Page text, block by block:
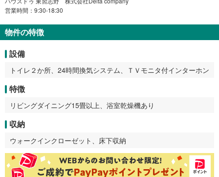
営業時間：9:30-18:30
物件の特徴
設備
トイレ２か所、24時間換気システム、ＴＶモニタ付インターホン
特徴
リビングダイニング15畳以上、浴室乾燥機あり
収納
ウォークインクローゼット、床下収納